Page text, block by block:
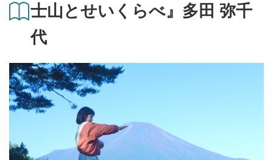
士山とせいくらべ』多田 弥千
代